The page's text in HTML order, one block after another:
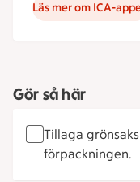
Läs mer om ICA-
Gör så här
Tillaga
förpackningen.